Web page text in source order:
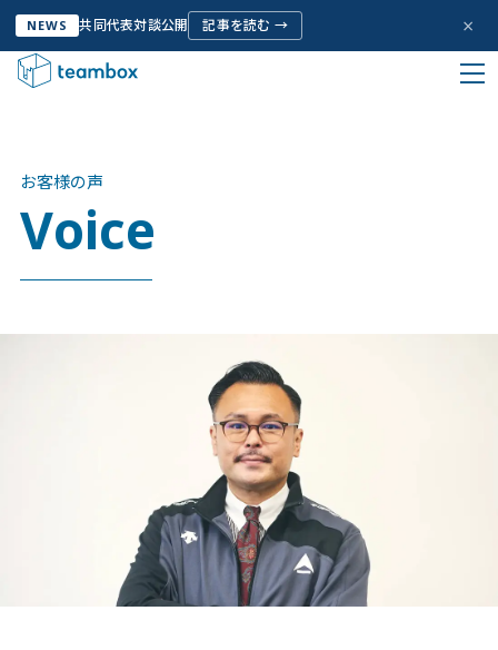
NEWS 共同代表対談公開 記事を読む → ×
私たちについて
Company Info
HOME お客様の声
お客様の声
Voice